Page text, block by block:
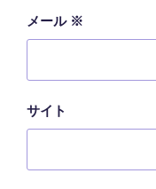
メール ※
サイト